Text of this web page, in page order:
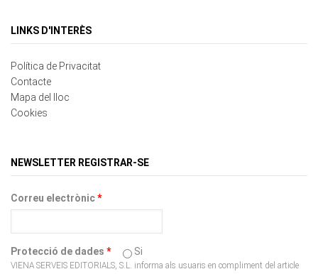
LINKS D'INTERÈS
Política de Privacitat
Contacte
Mapa del lloc
Cookies
NEWSLETTER REGISTRAR-SE
Correu electrònic*
Protecció de dades * Si
VIENA SERVEIS EDITORIALS, S.L. informa als usuaris en compliment del article